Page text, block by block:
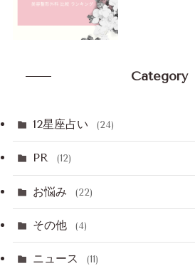
Category
12星座占い (24)
PR (12)
お悩み (22)
その他 (4)
ニュース (11)